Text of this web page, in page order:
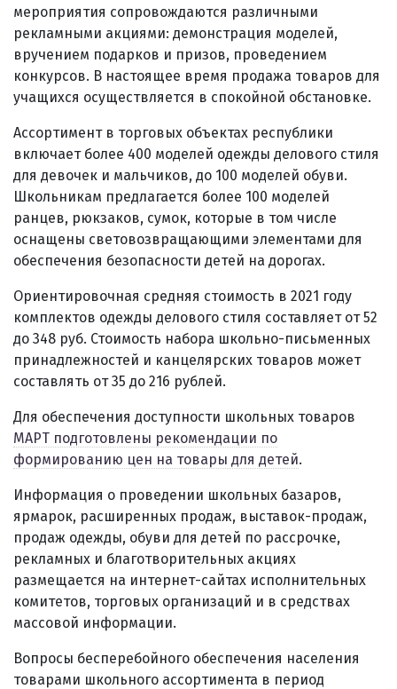
мероприятия сопровождаются различными
рекламными акциями: демонстрация моделей,
вручением подарков и призов, проведением
конкурсов. В настоящее время продажа товаров для
учащихся осуществляется в спокойной обстановке.
Ассортимент в торговых объектах республики
включает более 400 моделей одежды делового стиля
для девочек и мальчиков, до 100 моделей обуви.
Школьникам предлагается более 100 моделей
ранцев, рюкзаков, сумок, которые в том числе
оснащены световозвращающими элементами для
обеспечения безопасности детей на дорогах.
Ориентировочная средняя стоимость в 2021 году
комплектов одежды делового стиля составляет от 52
до 348 руб. Стоимость набора школьно-письменных
принадлежностей и канцелярских товаров может
составлять от 35 до 216 рублей.
Для обеспечения доступности школьных товаров
МАРТ подготовлены рекомендации по
формированию цен на товары для детей.
Информация о проведении школьных базаров,
ярмарок, расширенных продаж, выставок-продаж,
продаж одежды, обуви для детей по рассрочке,
рекламных и благотворительных акциях
размещается на интернет-сайтах исполнительных
комитетов, торговых организаций и в средствах
массовой информации.
Вопросы бесперебойного обеспечения населения
товарами школьного ассортимента в период